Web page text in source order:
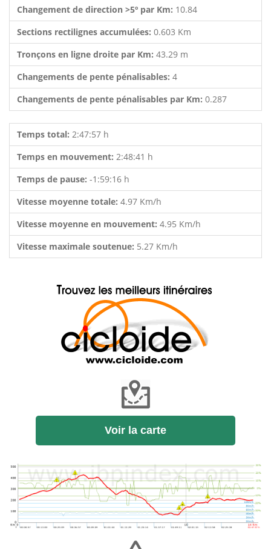
Changement de direction >5º par Km: 10.84
Sections rectilignes accumulées: 0.603 Km
Tronçons en ligne droite par Km: 43.29 m
Changements de pente pénalisables: 4
Changements de pente pénalisables par Km: 0.287
Temps total: 2:47:57 h
Temps en mouvement: 2:48:41 h
Temps de pause: -1:59:16 h
Vitesse moyenne totale: 4.97 Km/h
Vitesse moyenne en mouvement: 4.95 Km/h
Vitesse maximale soutenue: 5.27 Km/h
Voir la carte